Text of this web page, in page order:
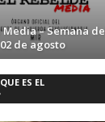
Media – Semana
de agosto
ES EL